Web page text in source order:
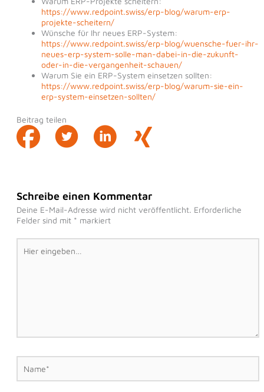
https://www.redpoint.swiss/erp-blog/warum-erp-
projekte-scheitern/
Wünsche für Ihr neues ERP-System:
https://www.redpoint.swiss/erp-blog/wuensche-fuer-ihr-
neues-erp-system-solle-man-dabei-in-die-zukunft-
oder-in-die-vergangenheit-schauen/
Warum Sie ein ERP-System einsetzen sollten:
https://www.redpoint.swiss/erp-blog/warum-sie-ein-
erp-system-einsetzen-sollten/
Beitrag teilen
Schreibe einen Kommentar
Deine E-Mail-Adresse wird nicht veröffentlicht. Erforderliche
Felder sind mit * markiert
Hier
eingeben…
Name*